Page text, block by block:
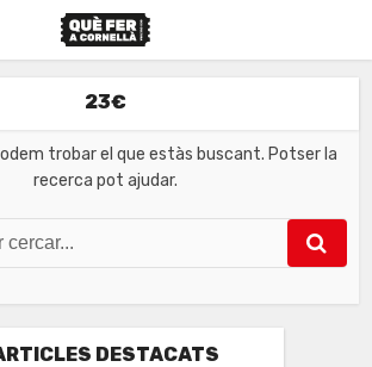
23€
trobar el que estàs buscant. Potser la
recerca pot ajudar.
DESTACATS